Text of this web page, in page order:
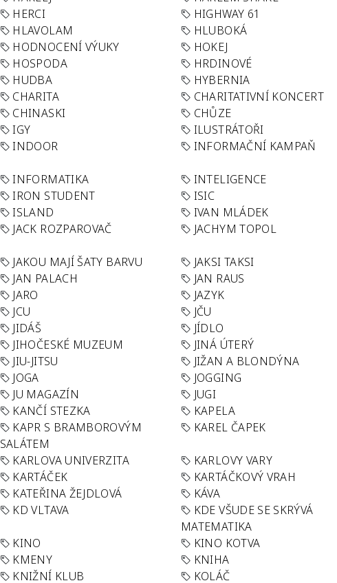
HERCI HIGHWAY 61
HLAVOLAM HLUBOKÁ
HODNOCENÍ VÝUKY HOKEJ
HOSPODA HRDINOVÉ
HUDBA HYBERNIA
CHARITA CHARITATIVNÍ KONCERT
CHINASKI CHŮZE
IGY ILUSTRÁTOŘI
INDOOR INFORMAČNÍ KAMPAŇ
INFORMATIKA INTELIGENCE
IRON STUDENT ISIC
ISLAND IVAN MLÁDEK
JACK ROZPAROVAČ JACHYM TOPOL
JAKOU MAJÍ ŠATY BARVU JAKSI TAKSI
JAN PALACH JAN RAUS
JARO JAZYK
JCU JČU
JIDÁŠ JÍDLO
JIHOČESKÉ MUZEUM JINÁ ÚTERÝ
JIU-JITSU JIŽAN A BLONDÝNA
JOGA JOGGING
JU MAGAZÍN JUGI
KANČÍ STEZKA KAPELA
KAPR S BRAMBOROVÝM
SALÁTEM
KAREL ČAPEK
KARLOVA UNIVERZITA KARLOVY VARY
KARTÁČEK KARTÁČKOVÝ VRAH
KATEŘINA ŽEJDLOVÁ KÁVA
KD VLTAVA
KDE VŠUDE SE SKRÝVÁ
MATEMATIKA
KINO KINO KOTVA
KMENY KNIHA
KNIŽNÍ KLUB KOLÁČ